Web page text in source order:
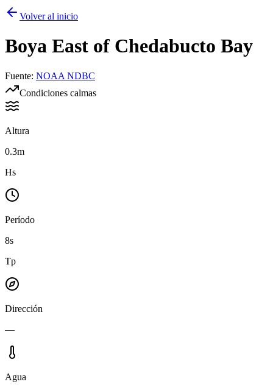
Volver al inicio
Boya East of Chedabucto Bay
Fuente: NOAA NDBC
Condiciones calmas
Altura
0.3m
Hs
Período
8s
Tp
Dirección
—
Agua